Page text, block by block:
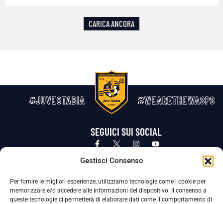
Gestisci Consenso
Per fornire le migliori esperienze, utilizziamo tecnologie come i cookie per
memorizzare e/o accedere alle informazioni del dispositivo. Il consenso a
queste tecnologie ci permetterà di elaborare dati come il comportamento di
CARICA ANCORA
#JUVESTABIA #WEARETHEWASPS
SEGUICI SUI SOCIAL
Privacy Policy Cookie Policy
La Società ha nominato il Responsabile della Protezione dei Dati Personali (DPO), figura specializzata che vigila sulle modalità
adottate dalla nostra Società per tutelare i Suoi dati personali.